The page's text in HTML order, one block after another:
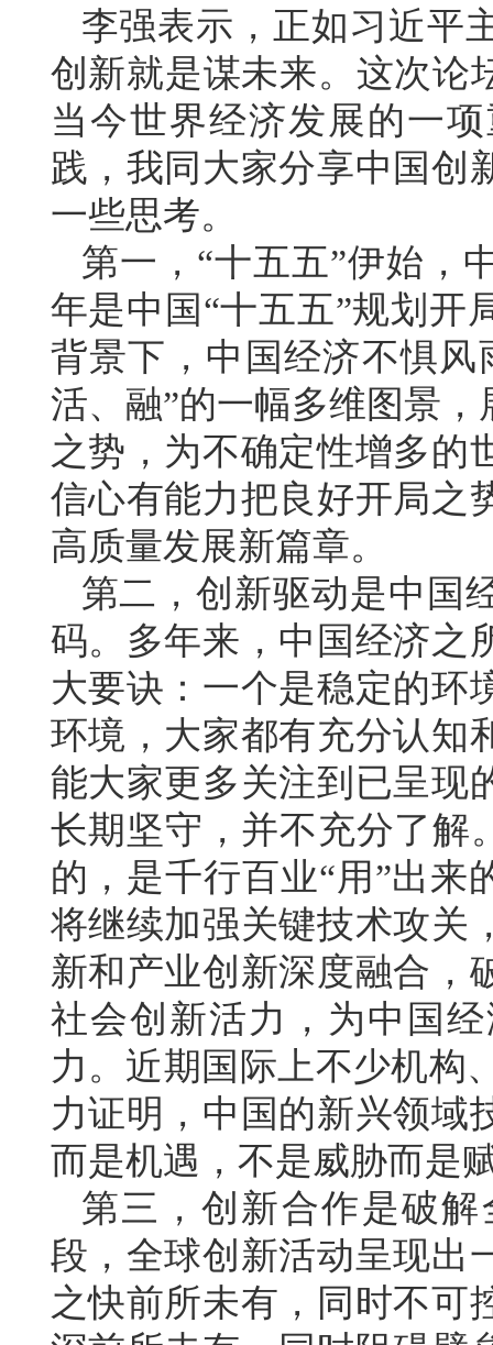
李强表示，正如习近平
创新就是谋未来。这次论
当今世界经济发展的一
践，我同大家分享中国创
一些思考。
第一，“十五五”伊始，
年是中国“十五五”规划开
背景下，中国经济不惧
活、融”的一幅多维图景
之势，为不确定性增多的
信心有能力把良好开局之
高质量发展新篇章。
第二，创新驱动是中国
码。多年来，中国经济之
大要诀：一个是稳定的环
环境，大家都有充分认知
能大家更多关注到已呈现
长期坚守，并不充分了解
的，是千行百业“用”出来
将继续加强关键技术攻关
新和产业创新深度融合，
社会创新活力，为中国
力。近期国际上不少机构
力证明，中国的新兴领域
而是机遇，不是威胁而是
第三，创新合作是破
段，全球创新活动呈现出
之快前所未有，同时不可